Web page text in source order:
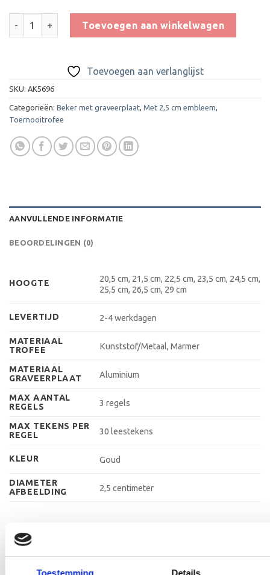
Toestemming Details
Toevoegen aan winkelwagen
Toevoegen aan verlanglijst
SKU: AK5696
Categorieën: Beker met graveerplaat, Met 2,5 cm embleem,
Toernooitrofee
AANVULLENDE INFORMATIE
BEOORDELINGEN (0)
HOOGTE
20,5 cm, 21,5 cm, 22,5 cm, 23,5 cm, 24,5 cm,
25,5 cm, 26,5 cm, 29 cm
LEVERTIJD 2-4 werkdagen
MATERIAAL
TROFEE
Kunststof/Metaal, Marmer
MATERIAAL
GRAVEERPLAAT
Aluminium
MAX AANTAL
REGELS
3 regels
MAX TEKENS PER
REGEL
30 leestekens
KLEUR Goud
DIAMETER
AFBEELDING
2,5 centimeter
GERELATEERDE PRODUCTEN